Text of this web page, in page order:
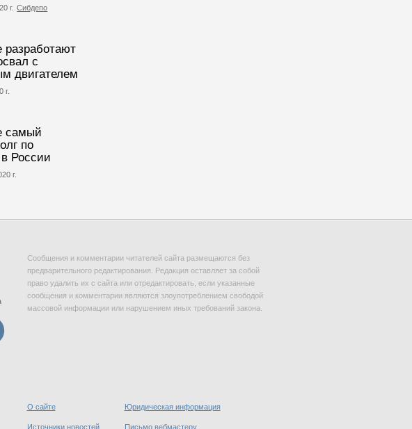
г. Сибдепо
разработают
с
двигателем
г.
самый
по
России
г.
Сообщения и комментарии читателей сайта размещаются без
предварительного редактирования. Редакция оставляет за собой
право удалить их с сайта или отредактировать, если указанные
сообщения и комментарии являются злоупотреблением свободой
массовой информации или нарушением иных требований закона.
О сайте Юридическая информация
Источники новостей Письмо вебмастеру